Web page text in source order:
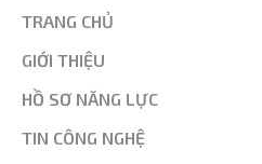
TRANG CHỦ
GIỚI THIỆU
HỒ SƠ NĂNG LỰC
TIN CÔNG NGHỆ